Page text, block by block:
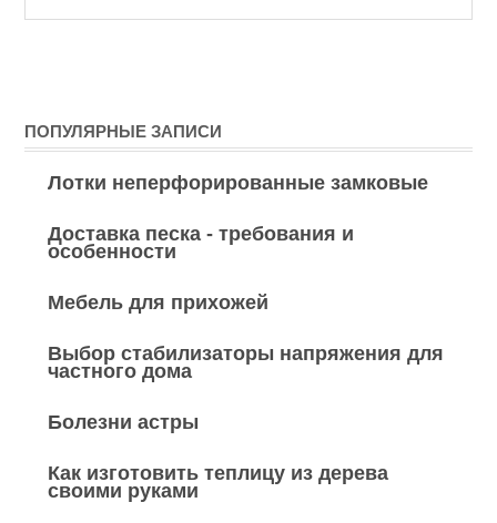
ПОПУЛЯРНЫЕ ЗАПИСИ
Лотки неперфорированные замковые
Доставка песка - требования и
особенности
Мебель для прихожей
Выбор стабилизаторы напряжения для
частного дома
Болезни астры
Как изготовить теплицу из дерева
своими руками